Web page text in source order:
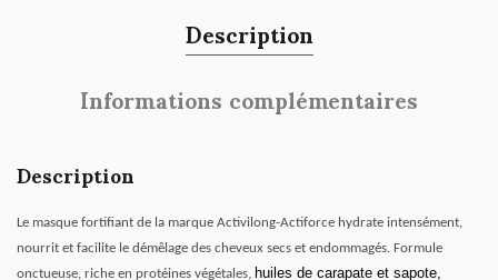
Description
Informations complémentaires
Description
Le masque fortifiant de la marque Activilong-Actiforce hydrate intensément,
nourrit et facilite le démêlage des cheveux secs et endommagés. Formule
onctueuse, riche en protéines végétales, huiles de carapate et sapote,